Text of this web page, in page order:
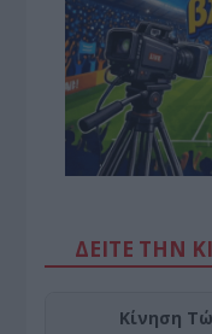
ΔΕΙΤΕ ΤΗΝ
Κίνηση